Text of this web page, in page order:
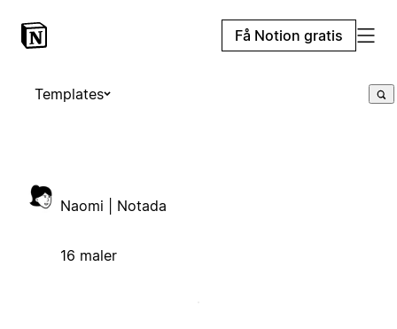
Få Notion gratis
Templates
Naomi | Notada
16 maler